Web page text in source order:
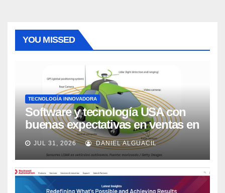
YOU MISSED
TECNOLOGÍA INNOVADORA
Software y tecnología USA con
buenas expectativas en ventas en
los próximos 2 años, según
Market Watch
JUL 31, 2026 DANIEL ALGUACIL